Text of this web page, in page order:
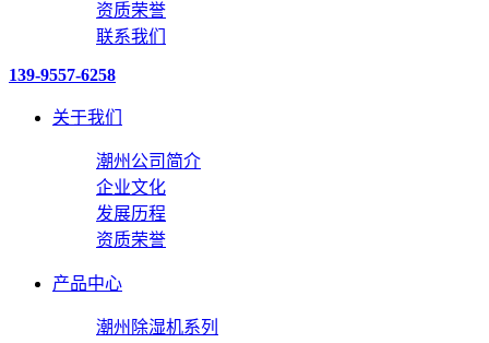
资质荣誉
联系我们
139-9557-6258
关于我们
潮州公司简介
企业文化
发展历程
资质荣誉
产品中心
潮州除湿机系列